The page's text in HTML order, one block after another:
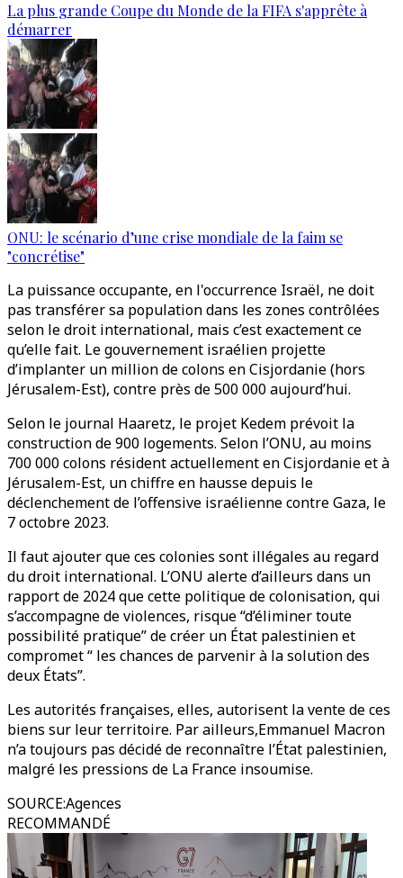
La plus grande Coupe du Monde de la FIFA s'apprête à
démarrer
ONU: le scénario d’une crise mondiale de la faim se
"concrétise"
La puissance occupante, en l'occurrence Israël, ne doit
pas transférer sa population dans les zones contrôlées
selon le droit international, mais c’est exactement ce
qu’elle fait. Le gouvernement israélien projette
d’implanter un million de colons en Cisjordanie (hors
Jérusalem-Est), contre près de 500 000 aujourd’hui.
Selon le journal Haaretz, le projet Kedem prévoit la
construction de 900 logements. Selon l’ONU, au moins
700 000 colons résident actuellement en Cisjordanie et à
Jérusalem-Est, un chiffre en hausse depuis le
déclenchement de l’offensive israélienne contre Gaza, le
7 octobre 2023.
Il faut ajouter que ces colonies sont illégales au regard
du droit international. L’ONU alerte d’ailleurs dans un
rapport de 2024 que cette politique de colonisation, qui
s’accompagne de violences, risque “d’éliminer toute
possibilité pratique” de créer un État palestinien et
compromet “ les chances de parvenir à la solution des
deux États”.
Les autorités françaises, elles, autorisent la vente de ces
biens sur leur territoire. Par ailleurs,Emmanuel Macron
n’a toujours pas décidé de reconnaître l’État palestinien,
malgré les pressions de La France insoumise.
SOURCE:Agences
RECOMMANDÉ